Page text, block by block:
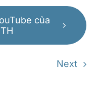
của
Next